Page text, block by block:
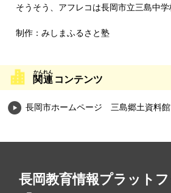
そうそう、アフレコは長岡市立三島中学
制作：みしまふるさと塾
関連 コンテンツ
長岡市ホームページ 三島郷土資料館
長岡教育情報プラット